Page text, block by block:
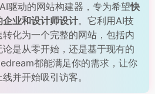
驱动的网站构建器，专为希望快
业和设计师设计。它利用AI技
化为一个完整的网站，包括内
是从零开始，还是基于现有的
都能满足你的需求，让你
并开始吸引访客。